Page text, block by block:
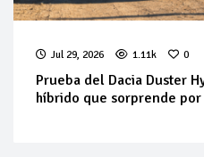
Jul 29, 2026 1.11k 0
Prueba del Dacia Duster
híbrido que sorprende